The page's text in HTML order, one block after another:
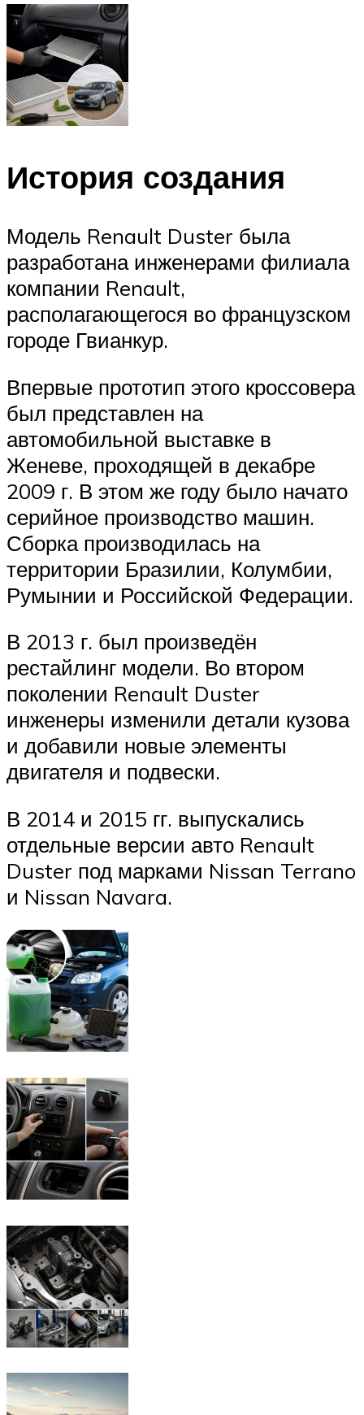
История создания
Модель Renault Duster была
разработана инженерами филиала
компании Renault,
располагающегося во французском
городе Гвианкур.
Впервые прототип этого кроссовера
был представлен на
автомобильной выставке в
Женеве, проходящей в декабре
2009 г. В этом же году было начато
серийное производство машин.
Сборка производилась на
территории Бразилии, Колумбии,
Румынии и Российской Федерации.
В 2013 г. был произведён
рестайлинг модели. Во втором
поколении Renault Duster
инженеры изменили детали кузова
и добавили новые элементы
двигателя и подвески.
В 2014 и 2015 гг. выпускались
отдельные версии авто Renault
Duster под марками Nissan Terrano
и Nissan Navara.